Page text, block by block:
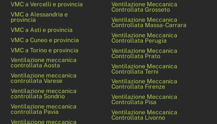
VMC a Vercelli e provincia
VMC a Alessandria e
provincia
VMC a Asti e provincia
VMC a Cuneo e provincia
VMC a Torino e provincia
Ventilazione meccanica
controllata Aosta
Ventilazione meccanica
controllata Varese
Ventilazione meccanica
controllata Sondrio
Ventilazione meccanica
controllata Pavia
Ventilazione meccanica
Ventilazione Meccanica
Controllata Grosseto
Ventilazione Meccanica
Controllata Massa-Carrara
Ventilazione Meccanica
Controllata Perugia
Ventilazione Meccanica
Controllata Prato
Ventilazione Meccanica
Controllata Terni
Ventilazione Meccanica
Controllata Firenze
Ventilazione Meccanica
Controllata Pisa
Ventilazione Meccanica
Controllata Livorno